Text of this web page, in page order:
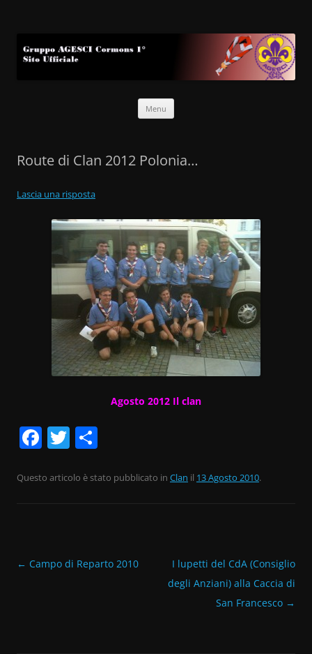
Menu
Route di Clan 2012 Polonia…
Lascia una risposta
Agosto 2012 Il clan
F
c
o
T
itt n
Questo articolo è stato pubblicato in Clan il 13 Agosto 2010.
Navigazione
← Campo di Reparto 2010
I lupetti del CdA (Consiglio
degli Anziani) alla Caccia di
San Francesco →